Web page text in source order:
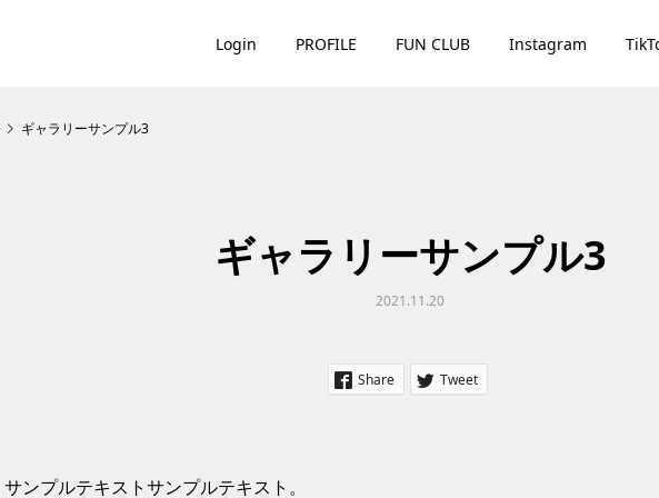
Login PROFILE FUN CLUB Instagram
ギャラリーサンプル3
ギャラリーサンプル3
2021.11.20
Share Tweet
サンプルテキストサンプルテキスト。